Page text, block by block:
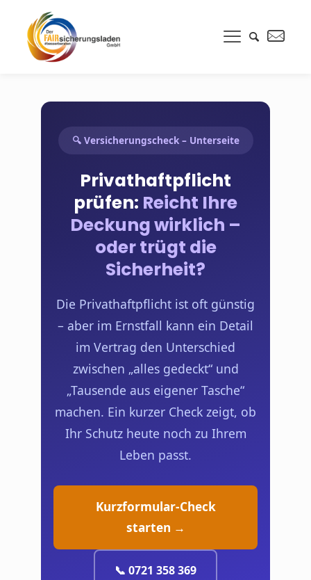
🔍 Versicherungscheck – Unterseite
Privathaftpflicht
prüfen: Reicht Ihre
Deckung wirklich –
oder trügt die
Sicherheit?
Die Privathaftpflicht ist oft günstig
– aber im Ernstfall kann ein Detail
im Vertrag den Unterschied
zwischen „alles gedeckt“ und
„Tausende aus eigener Tasche“
machen. Ein kurzer Check zeigt, ob
Ihr Schutz heute noch zu Ihrem
Leben passt.
Kurzformular-Check
starten →
📞 0721 358 369